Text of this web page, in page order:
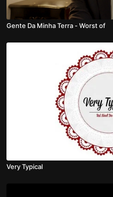
Gente Da Minha Terra - Worst of
Very Typical